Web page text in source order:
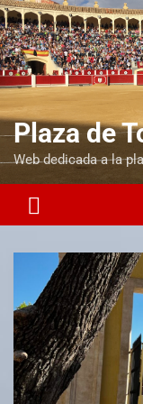
Plaza de
Web dedicada a la